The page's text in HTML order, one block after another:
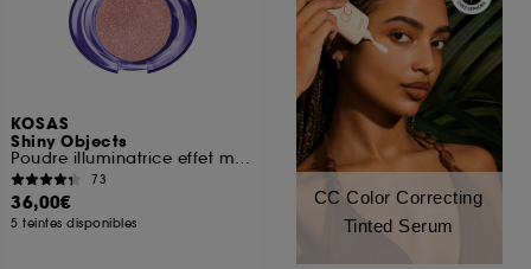
KOSAS
Shiny Objects
Poudre illuminatrice effet mouillé
73
36,00€
5 teintes disponibles
CC Color Correcting
Tinted Serum